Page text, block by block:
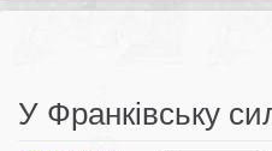
У Франківську